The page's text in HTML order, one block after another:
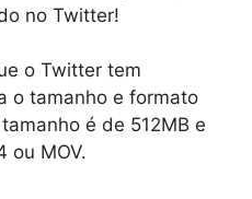
no Twitter!
o Twitter tem
o tamanho e formato
é de 512MB e
ou MOV.